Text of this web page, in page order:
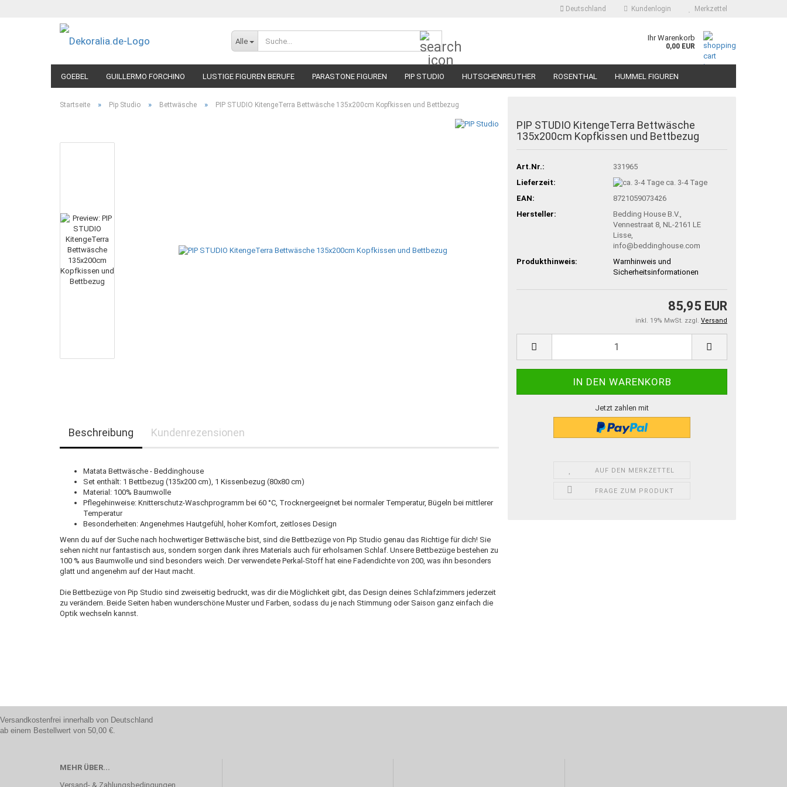
Deutschland Kundenlogin Merkzettel
Alle Ihr Warenkorb
0,00 EUR
GOEBEL GUILLERMO FORCHINO LUSTIGE FIGUREN BERUFE PARASTONE FIGUREN PIP STUDIO HUTSCHENREUTHER ROSENTHAL HUMMEL FIGUREN
Startseite » Pip Studio » Bettwäsche » PIP STUDIO KitengeTerra Bettwäsche 135x200cm Kopfkissen und Bettbezug
PIP STUDIO KitengeTerra Bettwäsche
135x200cm Kopfkissen und Bettbezug
Art.Nr.:
331965
Lieferzeit:
ca. 3-4 Tage
EAN:
8721059073426
Hersteller:
Bedding House B.V.,
Vennestraat 8, NL-2161 LE
Lisse,
info@beddinghouse.com
Produkthinweis:
Warnhinweis und
Sicherheitsinformationen
85,95 EUR
inkl. 19% MwSt. zzgl. Versand
Jetzt zahlen mit
AUF DEN MERKZETTEL
FRAGE ZUM PRODUKT
Beschreibung Kundenrezensionen
Matata Bettwäsche - Beddinghouse
Set enthält: 1 Bettbezug (135x200 cm), 1 Kissenbezug (80x80 cm)
Material: 100% Baumwolle
Pflegehinweise: Knitterschutz-Waschprogramm bei 60 °C, Trocknergeeignet bei normaler Temperatur, Bügeln bei mittlerer
Temperatur
Besonderheiten: Angenehmes Hautgefühl, hoher Komfort, zeitloses Design
Wenn du auf der Suche nach hochwertiger Bettwäsche bist, sind die Bettbezüge von Pip Studio genau das Richtige für dich! Sie
sehen nicht nur fantastisch aus, sondern sorgen dank ihres Materials auch für erholsamen Schlaf. Unsere Bettbezüge bestehen zu
100 % aus Baumwolle und sind besonders weich. Der verwendete Perkal-Stoff hat eine Fadendichte von 200, was ihn besonders
glatt und angenehm auf der Haut macht.
Die Bettbezüge von Pip Studio sind zweiseitig bedruckt, was dir die Möglichkeit gibt, das Design deines Schlafzimmers jederzeit
zu verändern. Beide Seiten haben wunderschöne Muster und Farben, sodass du je nach Stimmung oder Saison ganz einfach die
Optik wechseln kannst.
Versandkostenfrei innerhalb von Deutschland
ab einem Bestellwert von 50,00 €.
MEHR ÜBER...
Versand- & Zahlungsbedingungen